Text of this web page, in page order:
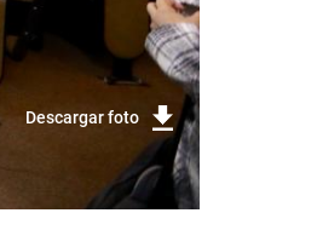
Descargar foto